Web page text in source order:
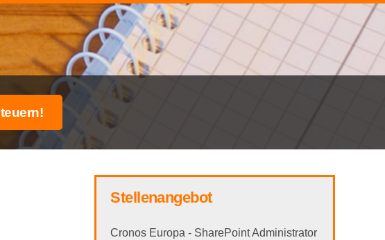
Stellenangebot
Cronos Europa - SharePoint Administrator